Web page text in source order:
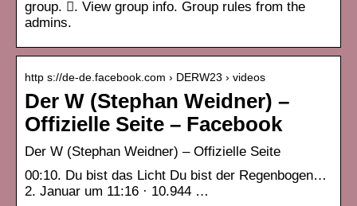
group. 󰛐. View group info. Group rules from the
admins.
http s://de-de.facebook.com › DERW23 › videos
Der W (Stephan Weidner) –
Offizielle Seite – Facebook
Der W (Stephan Weidner) – Offizielle Seite
00:10. Du bist das Licht Du bist der Regenbogen…
2. Januar um 11:16 · 10.944 …